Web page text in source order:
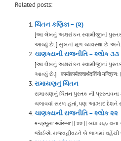
Related posts:
ચિંતન કણિકા – (૨)
[આ લેખનું અક્ષરાંકન સ્વામીજીનાં પુસ્તક
આવ્યું છે. ] સુખનાં મૂળ વ્યવસ્થા છે અને
ચાણક્યની રાજનીતિ – શ્લોક ૩૩
[આ લેખનું અક્ષરાંકન સ્વામીજીનાં પુસ્તક
આવ્યું છે.] कार्याकार्यतत्वार्थदर्शिनो
રામાયણનું ચિંતન
રામાયણનું ચિંતન પુસ્તક ની
ચલાવવાં સરળ હતાં, પણ આઝાદ દેશને
ચાણક્યની રાજનીતિ – શ્લોક ૨૨
मन्त्रमूला: सर्वारम्भा: || ૨૨ || બધા
જોઈએ. રાજવહીવટને બે ભાગમાં વહેંચી